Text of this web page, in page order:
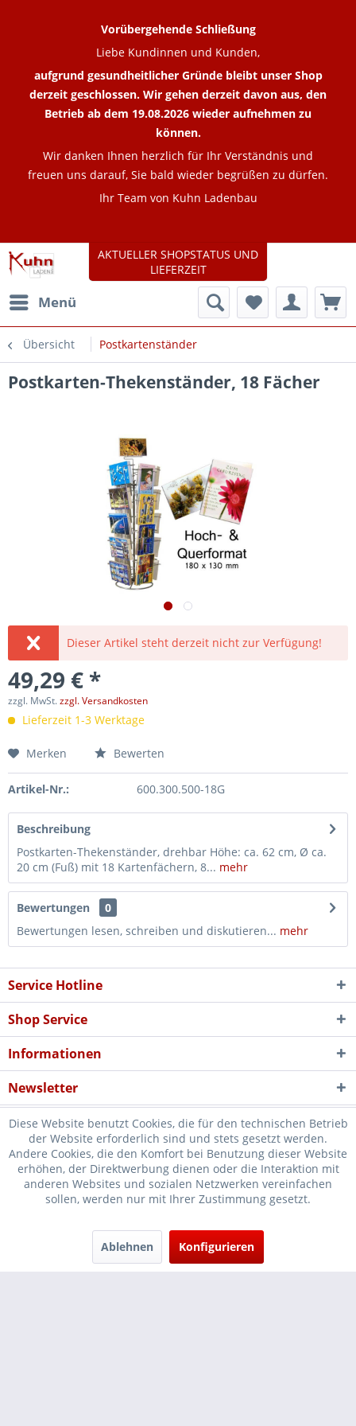
Menü
Übersicht Postkartenständer
Postkarten-Thekenständer, 18 Fächer
Dieser Artikel steht derzeit nicht zur Verfügung!
49,29 € *
zzgl. MwSt.zzgl. Versandkosten
Lieferzeit 1-3 Werktage
Merken Bewerten
Artikel-Nr.: 600.300.500-18G
Beschreibung
Postkarten-Thekenständer, drehbar Höhe: ca. 62 cm, Ø ca.
20 cm (Fuß) mit 18 Kartenfächern, 8... mehr
Bewertungen
0
Bewertungen lesen, schreiben und diskutieren... mehr
AKTUELLER SHOPSTATUS UND
LIEFERZEIT
Vorübergehende Schließung
Liebe Kundinnen und Kunden,
aufgrund gesundheitlicher Gründe bleibt unser Shop
derzeit geschlossen. Wir gehen derzeit davon aus, den
Betrieb ab dem 19.08.2026 wieder aufnehmen zu
können.
Wir danken Ihnen herzlich für Ihr Verständnis und
freuen uns darauf, Sie bald wieder begrüßen zu dürfen.
Ihr Team von Kuhn Ladenbau
Service Hotline
Shop Service
Informationen
Newsletter
* Verkauf nur an Unternehmer, Gewerbetreibende, Freiberufler und
öffentliche Institutionen, daher verstehen sich alle Preise zzgl.
nicht anders beschrieben
Diese Website benutzt Cookies, die für den technischen Betrieb
der Website erforderlich sind und stets gesetzt werden.
Andere Cookies, die den Komfort bei Benutzung dieser Website
erhöhen, der Direktwerbung dienen oder die Interaktion mit
anderen Websites und sozialen Netzwerken vereinfachen
sollen, werden nur mit Ihrer Zustimmung gesetzt.
Ablehnen Konfigurieren